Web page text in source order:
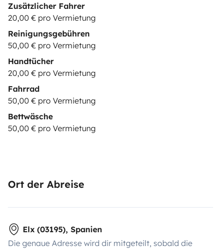
Zusätzlicher Fahrer
20,00 € pro Vermietung
Reinigungsgebühren
50,00 € pro Vermietung
Handtücher
20,00 € pro Vermietung
Fahrrad
50,00 € pro Vermietung
Bettwäsche
50,00 € pro Vermietung
Ort der Abreise
Elx (03195), Spanien
Die genaue Adresse wird dir mitgeteilt, sobald die